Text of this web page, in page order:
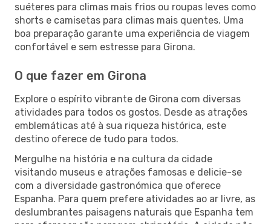
suéteres para climas mais frios ou roupas leves como
shorts e camisetas para climas mais quentes. Uma
boa preparação garante uma experiência de viagem
confortável e sem estresse para Girona.
O que fazer em Girona
Explore o espírito vibrante de Girona com diversas
atividades para todos os gostos. Desde as atrações
emblemáticas até à sua riqueza histórica, este
destino oferece de tudo para todos.
Mergulhe na história e na cultura da cidade
visitando museus e atrações famosas e delicie-se
com a diversidade gastronómica que oferece
Espanha. Para quem prefere atividades ao ar livre, as
deslumbrantes paisagens naturais que Espanha tem